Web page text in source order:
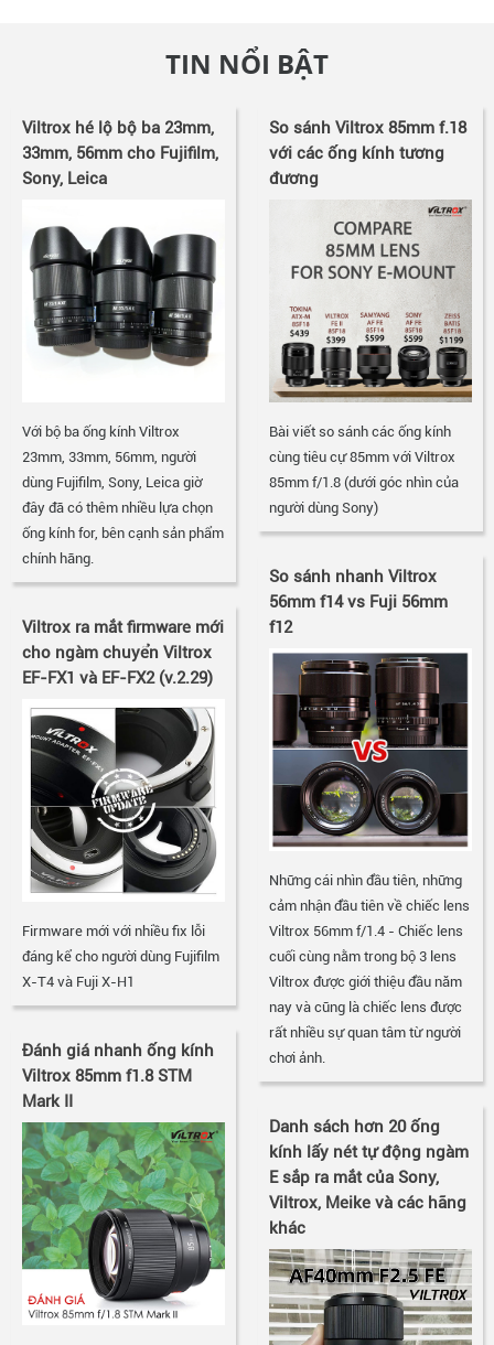
TIN NỔI BẬT
Viltrox hé lộ bộ ba 23mm,
33mm, 56mm cho Fujifilm,
Sony, Leica
Với bộ ba ống kính Viltrox
23mm, 33mm, 56mm, người
dùng Fujifilm, Sony, Leica giờ
đây đã có thêm nhiều lựa chọn
ống kính for, bên cạnh sản phẩm
chính hãng.
Viltrox ra mắt firmware mới
cho ngàm chuyển Viltrox
EF-FX1 và EF-FX2 (v.2.29)
Firmware mới với nhiều fix lỗi
đáng kể cho người dùng Fujifilm
X-T4 và Fuji X-H1
Đánh giá nhanh ống kính
Viltrox 85mm f1.8 STM
Mark II
So sánh Viltrox 85mm f.18
với các ống kính tương
đương
Bài viết so sánh các ống kính
cùng tiêu cự 85mm với Viltrox
85mm f/1.8 (dưới góc nhìn của
người dùng Sony)
So sánh nhanh Viltrox
56mm f14 vs Fuji 56mm
f12
Những cái nhìn đầu tiên, những
cảm nhận đầu tiên về chiếc lens
Viltrox 56mm f/1.4 - Chiếc lens
cuối cùng nằm trong bộ 3 lens
Viltrox được giới thiệu đầu năm
nay và cũng là chiếc lens được
rất nhiều sự quan tâm từ người
chơi ảnh.
Danh sách hơn 20 ống
kính lấy nét tự động ngàm
E sắp ra mắt của Sony,
Viltrox, Meike và các hãng
khác